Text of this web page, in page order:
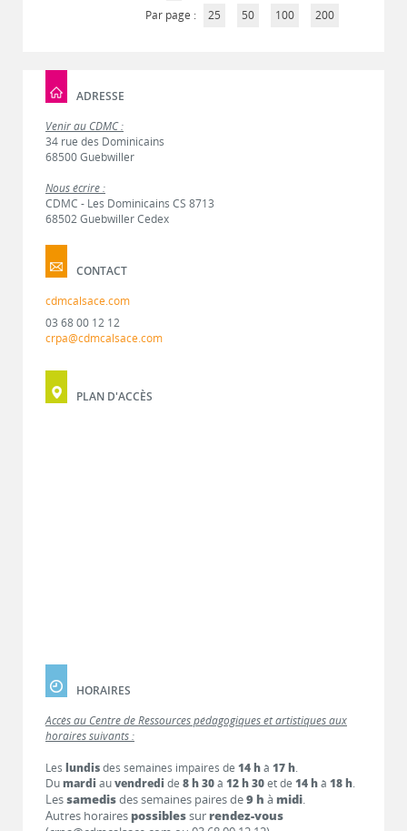
Par page :
25 50 100 200
ADRESSE
Venir au CDMC :
34 rue des Dominicains
68500 Guebwiller
Nous écrire :
CDMC - Les Dominicains CS 8713
68502 Guebwiller Cedex
CONTACT
cdmcalsace.com
03 68 00 12 12
crpa@cdmcalsace.com
PLAN D'ACCÈS
HORAIRES
Accès au Centre de Ressources pédagogiques et artistiques aux
horaires suivants :
Les lundisdes semaines impaires de 14 hà 17 h.
Dumardi auvendredi de 8 h 30à 12 h 30et de 14 hà 18 h.
Lessamedisdes semaines paires de9 h à midi.
Autres horaires possiblessur rendez-vous